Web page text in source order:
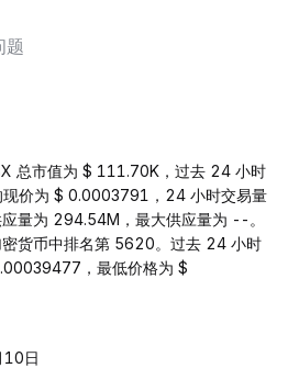
题
总市值为 $ 111.70K，过去 24 小时
价为 $ 0.0003791，24 小时交易量
量为 294.54M，最大供应量为 --。
货币中排名第 5620。过去 24 小时
，最低价格为 $
日